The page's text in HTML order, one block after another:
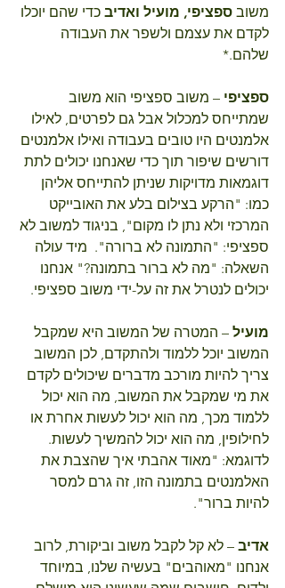
משוב ספציפי, מועיל ואדיב כדי שהם יוכלו
לקדם את עצמם ולשפר את העבודה
שלהם.*
ספציפי – משוב ספציפי הוא משוב
שמתייחס למכלול אבל גם לפרטים, לאילו
אלמנטים היו טובים בעבודה ואילו אלמנטים
דורשים שיפור תוך כדי שאנחנו יכולים לתת
דוגמאות מדויקות שניתן להתייחס אליהן
כמו: "הרקע בצילום בלע את האובייקט
המרכזי ולא נתן לו מקום", בניגוד למשוב לא
ספציפי: "התמונה לא ברורה".  מיד עולה
השאלה: "מה לא ברור בתמונה?" אנחנו
יכולים לנטרל את זה על-ידי משוב ספציפי.
מועיל – המטרה של המשוב היא שמקבל
המשוב יוכל ללמוד ולהתקדם, לכן המשוב
צריך להיות מורכב מדברים שיכולים לקדם
את מי שמקבל את המשוב, מה הוא יכול
ללמוד מכך, מה הוא יכול לעשות אחרת או
לחילופין, מה הוא יכול להמשיך לעשות.
לדוגמא: "מאוד אהבתי איך שהצבת את
האלמנטים בתמונה הזו, זה גרם למסר
להיות ברור".
אדיב – לא קל לקבל משוב וביקורת, לרוב
אנחנו "מאוהבים" בעשיה שלנו, במיוחד